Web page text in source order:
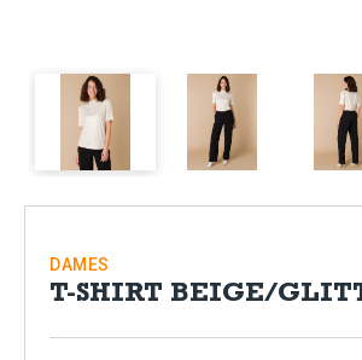
DAMES
T-SHIRT BEIGE/